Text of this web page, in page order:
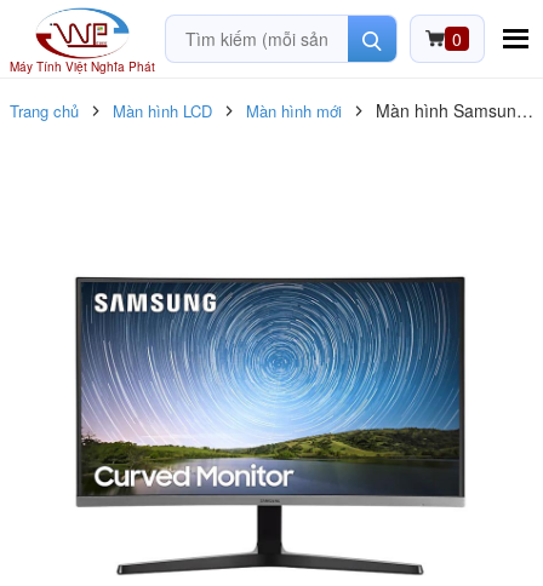
Máy Tính Việt Nghĩa Phát
0
Trang chủ Màn hình LCD Màn hình mới
Màn hình Samsung